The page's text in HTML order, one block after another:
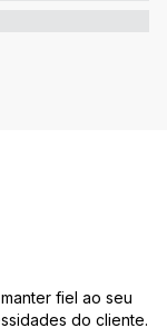
fiel ao seu
do cliente.